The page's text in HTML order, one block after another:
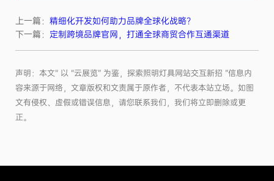
上一篇： 精细化开发如何助力品牌全球化战略？
下一篇： 定制跨境品牌官网，打通全球商贸合作互通渠道
声明：本文“ 以 “云展览” 为鉴，探索照明灯具网站交互新招 ”信息内
容来源于网络，文章版权和文责属于原作者，不代表本站立场。如图
文有侵权、虚假或错误信息，请您联系我们，我们将立即删除或更
正。